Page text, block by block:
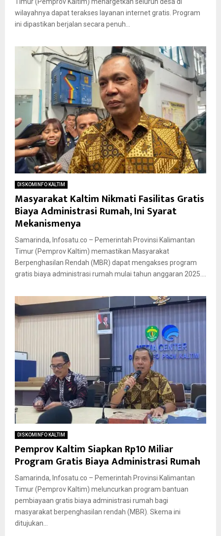
wilayahnya dapat terakses layanan internet gratis. Program
ini dipastikan berjalan secara penuh...
DISKOMINFO KALTIM
Masyarakat Kaltim Nikmati Fasilitas Gratis
Biaya Administrasi Rumah, Ini Syarat
Mekanismenya
Samarinda, Infosatu.co – Pemerintah Provinsi Kalimantan
Timur (Pemprov Kaltim) memastikan Masyarakat
Berpenghasilan Rendah (MBR) dapat mengakses program
gratis biaya administrasi rumah mulai tahun anggaran 2025....
DISKOMINFO KALTIM
Pemprov Kaltim Siapkan Rp10 Miliar
Program Gratis Biaya Administrasi Rumah
Samarinda, Infosatu.co – Pemerintah Provinsi Kalimantan
Timur (Pemprov Kaltim) meluncurkan program bantuan
pembiayaan gratis biaya administrasi rumah bagi
masyarakat berpenghasilan rendah (MBR). Skema ini
ditujukan...